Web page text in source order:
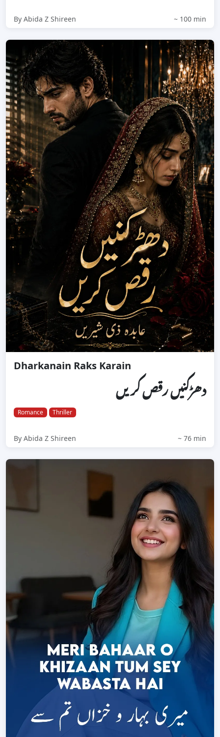
By Abida Z Shireen ~ 100 min
Dharkanain Raks Karain
دھڑکنیں رقص کریں
Romance Thriller
By Abida Z Shireen ~ 76 min